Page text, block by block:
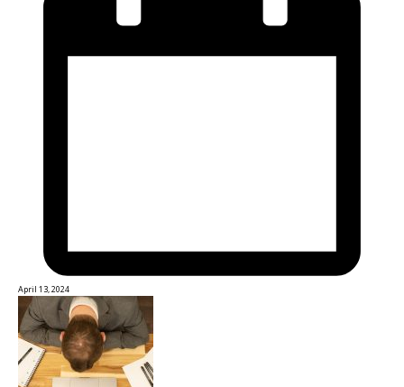
April 13, 2024